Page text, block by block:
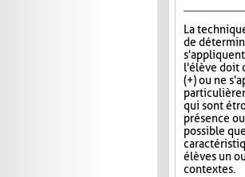
La
de
l'élève doit
(+) ou ne
qui sont
présence
possible
élèves un
contextes.